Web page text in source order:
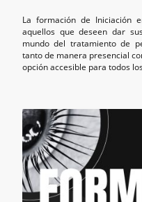
La formación de Iniciación
aquellos que deseen dar
mundo del tratamiento de
tanto de manera presencial
opción accesible para todos